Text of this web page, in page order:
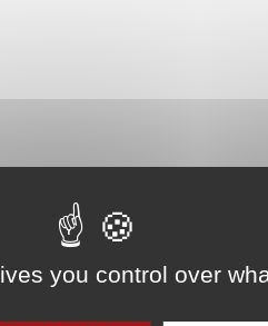
you control over